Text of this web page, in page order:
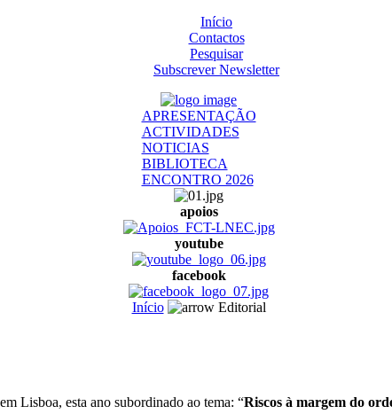
Início
Contactos
Pesquisar
Subscrever Newsletter
APRESENTAÇÃO
ACTIVIDADES
NOTICIAS
BIBLIOTECA
ENCONTRO 2026
apoios
youtube
facebook
Início Editorial
Lisboa, esta ano subordinado ao tema: “Riscos à margem do